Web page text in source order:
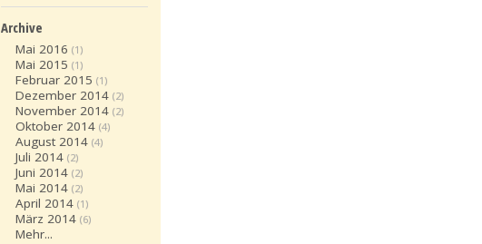
Archive
Mai 2016 (1)
Mai 2015 (1)
Februar 2015 (1)
Dezember 2014 (2)
November 2014 (2)
Oktober 2014 (4)
August 2014 (4)
Juli 2014 (2)
Juni 2014 (2)
Mai 2014 (2)
April 2014 (1)
März 2014 (6)
Mehr...